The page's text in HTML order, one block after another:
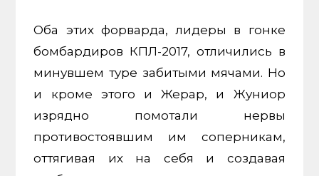
Оба этих форварда, лидеры в гонке
бомбардиров КПЛ-2017, отличились в
минувшем туре забитыми мячами. Но
и кроме этого и Жерар, и Жуниор
изрядно помотали нервы
противостоявшим им соперникам,
оттягивая их на себя и создавая